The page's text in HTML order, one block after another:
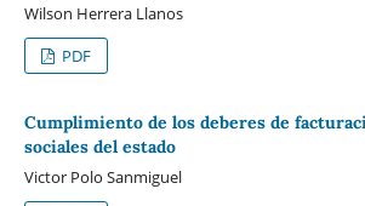
Wilson Herrera Llanos
PDF
Cumplimiento de los deberes de
sociales del estado
Victor Polo Sanmiguel